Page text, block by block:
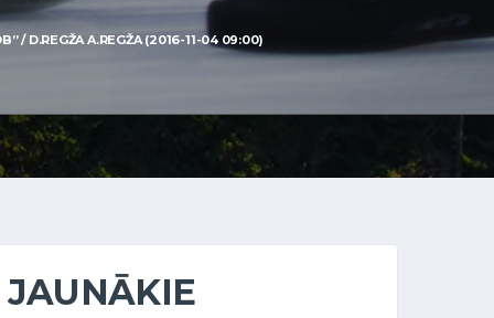
/ D.REGŽA A.REGŽA (2016-11-04 09:00)
JAUNĀKIE